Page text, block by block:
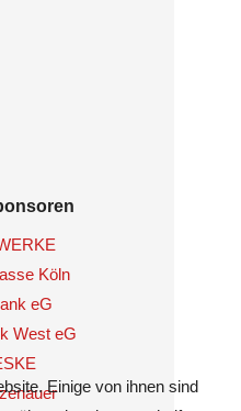
Köln
eG
West eG
Einige von ihnen sind